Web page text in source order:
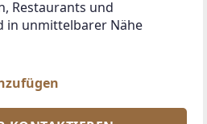
Restaurants und
in unmittelbarer Nähe